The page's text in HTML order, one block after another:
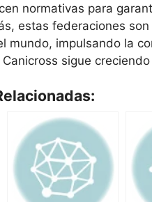
normativas para
estas federaciones
mundo, impulsando la
Canicross sigue